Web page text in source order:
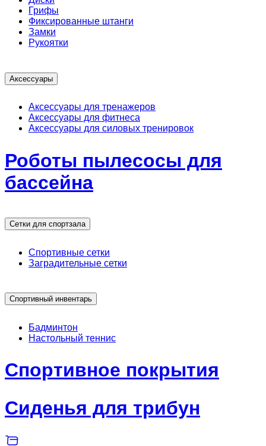
Грифы
Фиксированные штанги
Замки
Рукоятки
Аксессуары
Аксессуары для тренажеров
Аксессуары для фитнеса
Аксессуары для силовых тренировок
Роботы пылесосы для
бассейна
Сетки для спортзала
Спортивные сетки
Заградительные сетки
Спортивный инвентарь
Бадминтон
Настольный теннис
Спортивное покрытия
Сиденья для трибун